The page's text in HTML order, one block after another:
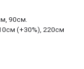
90см.
(+30%), 220см